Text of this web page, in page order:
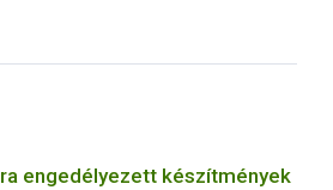
továbbá a meglévő engedély
vagy módosítására irányuló
engedélyezett készítmények